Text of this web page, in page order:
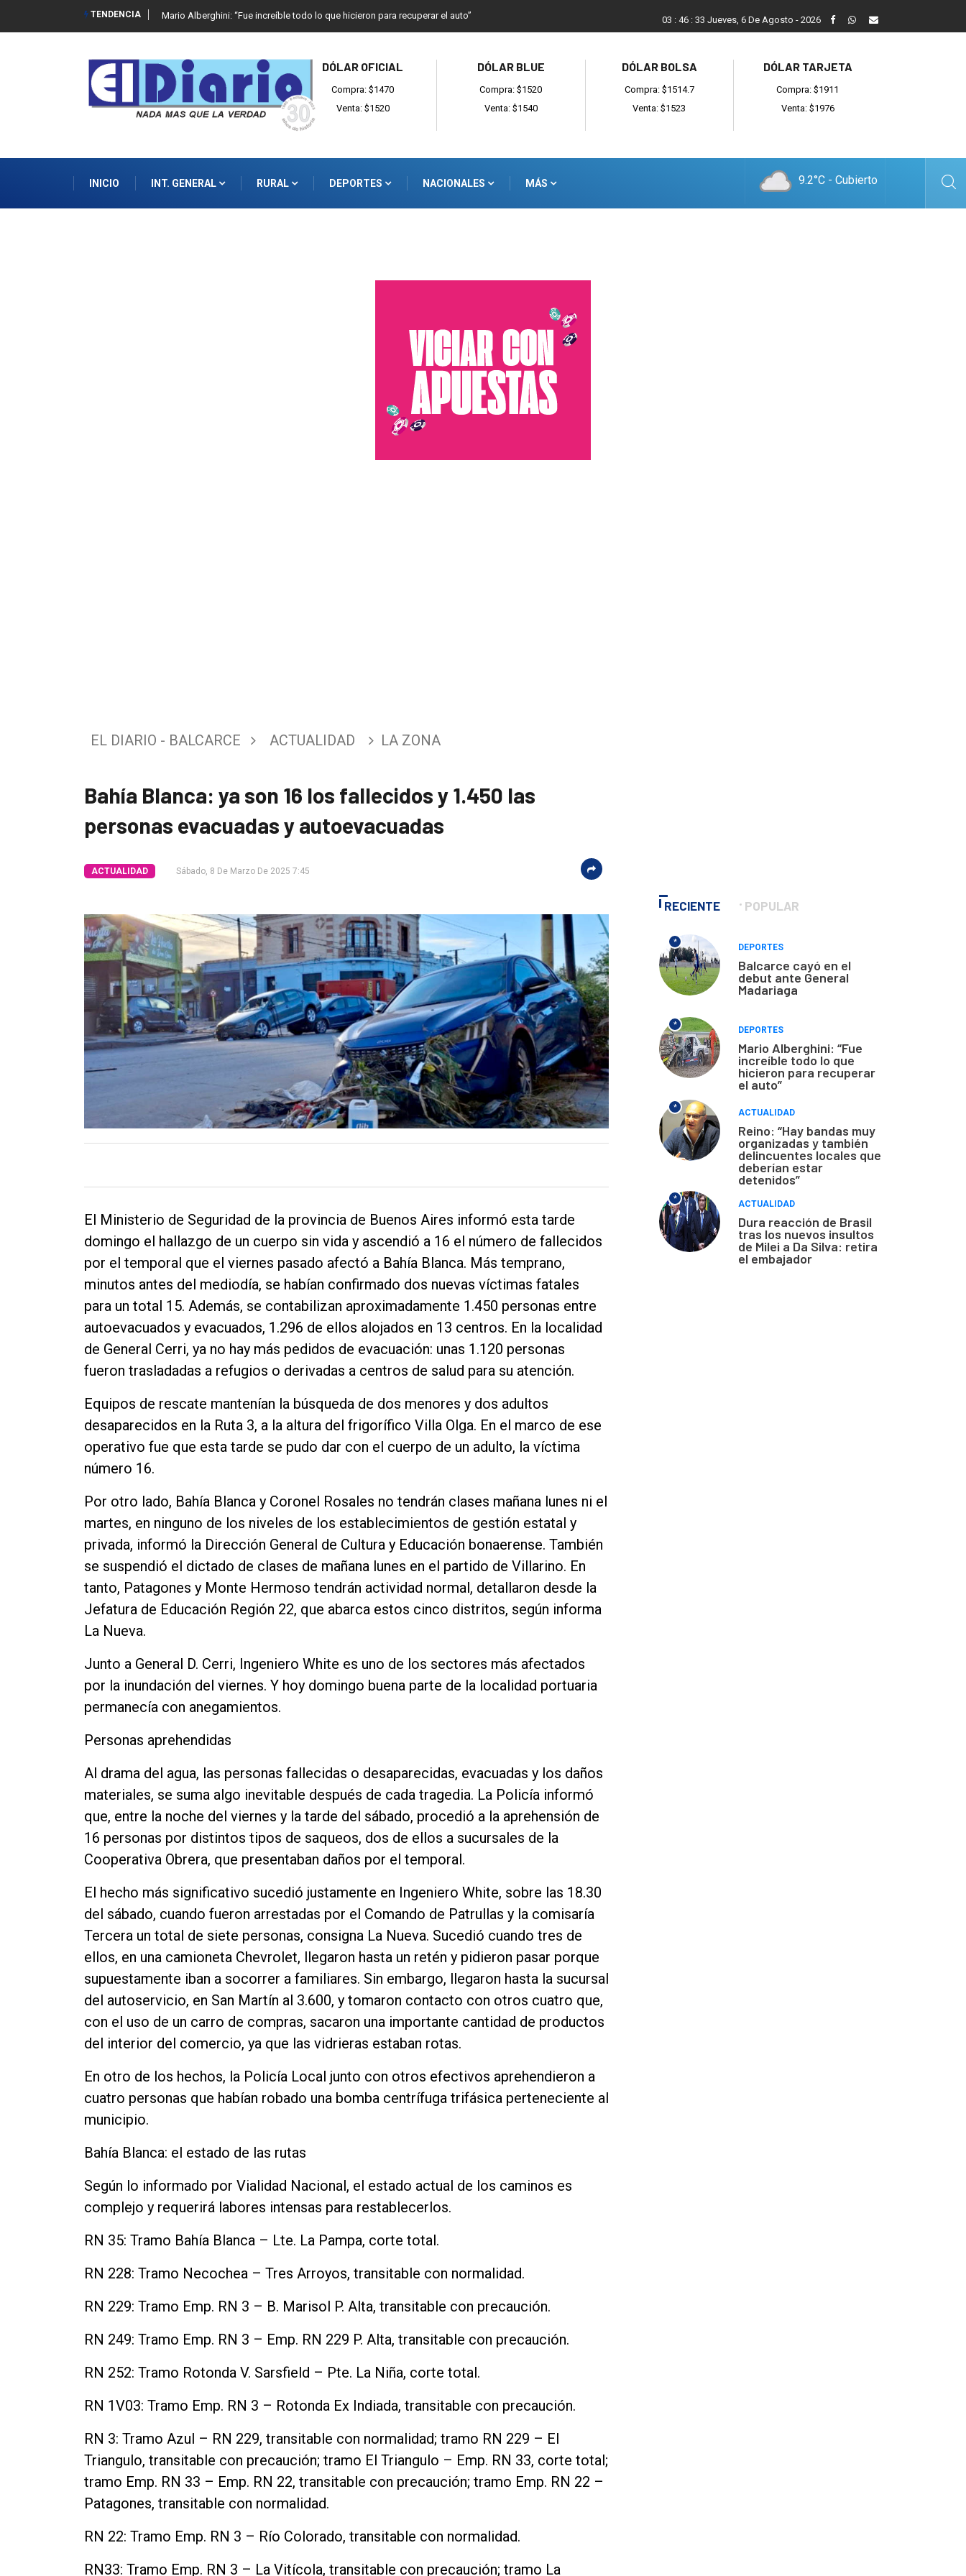
TENDENCIA Mario Alberghini: “Fue increíble todo lo que hicieron para recuperar el auto” Reino: “Hay bandas muy organizadas y también
03 : 46 : 34 Jueves, 6 De Agosto - 2026
DÓLAR OFICIAL
Compra: $1470
Venta: $1520
DÓLAR BLUE
Compra: $1520
Venta: $1540
DÓLAR BOLSA
Compra: $1514.7
Venta: $1523
DÓLAR TARJETA
Compra: $1911
Venta: $1976
INICIO INT. GENERAL RURAL DEPORTES NACIONALES MÁS 9.2°C - Cubierto
Entrevistas
Fúnebres
Empresa
Nosotros
Contacto
EL DIARIO - BALCARCE ACTUALIDAD LA ZONA
Bahía Blanca: ya son 16 los fallecidos y 1.450 las
personas evacuadas y autoevacuadas
ACTUALIDAD Sábado, 8 De Marzo De 2025 7:45
El Ministerio de Seguridad de la provincia de Buenos Aires informó esta tarde
domingo el hallazgo de un cuerpo sin vida y ascendió a 16 el número de fallecidos
por el temporal que el viernes pasado afectó a Bahía Blanca. Más temprano,
minutos antes del mediodía, se habían confirmado dos nuevas víctimas fatales
para un total 15. Además, se contabilizan aproximadamente 1.450 personas entre
autoevacuados y evacuados, 1.296 de ellos alojados en 13 centros. En la localidad
de General Cerri, ya no hay más pedidos de evacuación: unas 1.120 personas
fueron trasladadas a refugios o derivadas a centros de salud para su atención.
Equipos de rescate mantenían la búsqueda de dos menores y dos adultos
desaparecidos en la Ruta 3, a la altura del frigorífico Villa Olga. En el marco de ese
operativo fue que esta tarde se pudo dar con el cuerpo de un adulto, la víctima
número 16.
Por otro lado, Bahía Blanca y Coronel Rosales no tendrán clases mañana lunes ni el
martes, en ninguno de los niveles de los establecimientos de gestión estatal y
privada, informó la Dirección General de Cultura y Educación bonaerense. También
se suspendió el dictado de clases de mañana lunes en el partido de Villarino. En
tanto, Patagones y Monte Hermoso tendrán actividad normal, detallaron desde la
Jefatura de Educación Región 22, que abarca estos cinco distritos, según informa
La Nueva.
Junto a General D. Cerri, Ingeniero White es uno de los sectores más afectados
por la inundación del viernes. Y hoy domingo buena parte de la localidad portuaria
permanecía con anegamientos.
Personas aprehendidas
Al drama del agua, las personas fallecidas o desaparecidas, evacuadas y los daños
materiales, se suma algo inevitable después de cada tragedia. La Policía informó
que, entre la noche del viernes y la tarde del sábado, procedió a la aprehensión de
16 personas por distintos tipos de saqueos, dos de ellos a sucursales de la
Cooperativa Obrera, que presentaban daños por el temporal.
El hecho más significativo sucedió justamente en Ingeniero White, sobre las 18.30
del sábado, cuando fueron arrestadas por el Comando de Patrullas y la comisaría
Tercera un total de siete personas, consigna La Nueva. Sucedió cuando tres de
ellos, en una camioneta Chevrolet, llegaron hasta un retén y pidieron pasar porque
supuestamente iban a socorrer a familiares. Sin embargo, llegaron hasta la sucursal
del autoservicio, en San Martín al 3.600, y tomaron contacto con otros cuatro que,
con el uso de un carro de compras, sacaron una importante cantidad de productos
del interior del comercio, ya que las vidrieras estaban rotas.
En otro de los hechos, la Policía Local junto con otros efectivos aprehendieron a
cuatro personas que habían robado una bomba centrífuga trifásica perteneciente al
municipio.
Bahía Blanca: el estado de las rutas
Según lo informado por Vialidad Nacional, el estado actual de los caminos es
complejo y requerirá labores intensas para restablecerlos.
RN 35: Tramo Bahía Blanca – Lte. La Pampa, corte total.
RN 228: Tramo Necochea – Tres Arroyos, transitable con normalidad.
RN 229: Tramo Emp. RN 3 – B. Marisol P. Alta, transitable con precaución.
RN 249: Tramo Emp. RN 3 – Emp. RN 229 P. Alta, transitable con precaución.
RN 252: Tramo Rotonda V. Sarsfield – Pte. La Niña, corte total.
RN 1V03: Tramo Emp. RN 3 – Rotonda Ex Indiada, transitable con precaución.
RN 3: Tramo Azul – RN 229, transitable con normalidad; tramo RN 229 – El
Triangulo, transitable con precaución; tramo El Triangulo – Emp. RN 33, corte total;
tramo Emp. RN 33 – Emp. RN 22, transitable con precaución; tramo Emp. RN 22 –
Patagones, transitable con normalidad.
RN 22: Tramo Emp. RN 3 – Río Colorado, transitable con normalidad.
RN33: Tramo Emp. RN 3 – La Vitícola, transitable con precaución; tramo La
RECIENTE POPULAR
*
DEPORTES
Balcarce cayó en el
debut ante General
Madariaga
*
DEPORTES
Mario Alberghini: “Fue
increíble todo lo que
hicieron para recuperar
el auto”
*
ACTUALIDAD
Reino: “Hay bandas muy
organizadas y también
delincuentes locales que
deberían estar
detenidos”
*
ACTUALIDAD
Dura reacción de Brasil
tras los nuevos insultos
de Milei a Da Silva: retira
el embajador